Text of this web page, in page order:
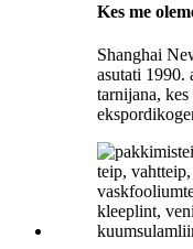
Kes me
Shanghai
asutati 1990.
tarnijana,